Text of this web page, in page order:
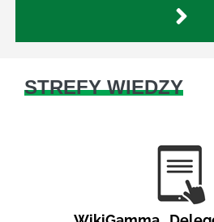
STREFY WIEDZY